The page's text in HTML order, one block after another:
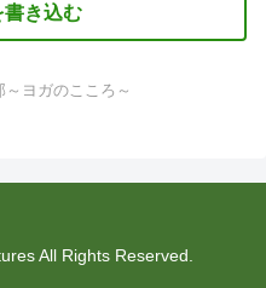
書き込む
ヨガのこころ～
All Rights Reserved.